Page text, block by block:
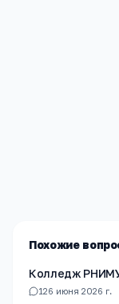
Похожие
Колледж
126 июня 2026 г.